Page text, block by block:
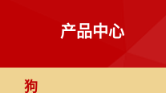
产品中心
狗